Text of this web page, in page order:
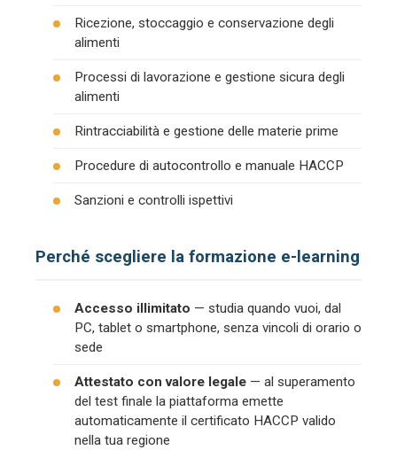
Ricezione, stoccaggio e conservazione degli
alimenti
Processi di lavorazione e gestione sicura degli
alimenti
Rintracciabilità e gestione delle materie prime
Procedure di autocontrollo e manuale HACCP
Sanzioni e controlli ispettivi
Perché scegliere la formazione e-learning
Accesso illimitato — studia quando vuoi, dal
PC, tablet o smartphone, senza vincoli di orario o
sede
Attestato con valore legale — al superamento
del test finale la piattaforma emette
automaticamente il certificato HACCP valido
nella tua regione